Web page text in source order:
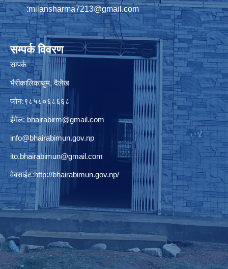
:milansharma7213@gmail.com
सम्पर्क विवरण
सम्पर्क
भैरीकालिकाथुम, दैलेख
फोन:९८५८०६८६६८
ईमेल: bhairabirm@gmail.com
info@bhairabimun.gov.np
ito.bhairabimun@gmail.com
वेबसाईट:http://bhairabimun.gov.np/